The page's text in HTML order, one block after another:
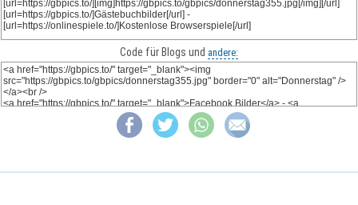
Code für Blogs und andere: